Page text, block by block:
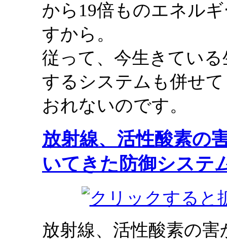
から19倍ものエネル
すから。
従って、今生きてい
するシステムも併せ
おれないのです。
放射線、活性酸素の
いてきた防御システ
放射線、活性酸素の